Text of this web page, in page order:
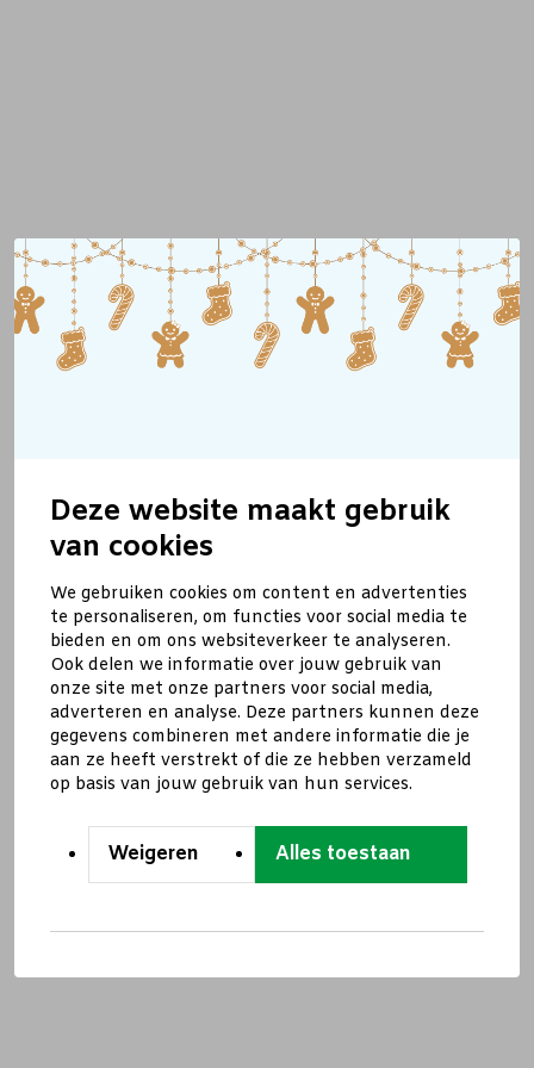
Deze website maakt gebruik
van cookies
We gebruiken cookies om content en advertenties
te personaliseren, om functies voor social media te
bieden en om ons websiteverkeer te analyseren.
Ook delen we informatie over jouw gebruik van
onze site met onze partners voor social media,
adverteren en analyse. Deze partners kunnen deze
gegevens combineren met andere informatie die je
aan ze heeft verstrekt of die ze hebben verzameld
op basis van jouw gebruik van hun services.
Weigeren Alles toestaan